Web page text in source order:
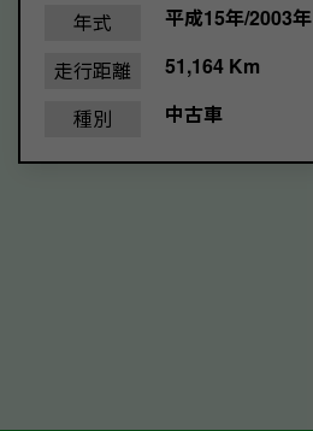
年式
平成15年/2003年
走行距離
51,164 Km
種別
中古車